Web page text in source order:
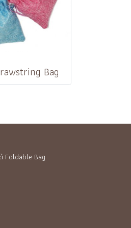
Bag
Foldable Bag